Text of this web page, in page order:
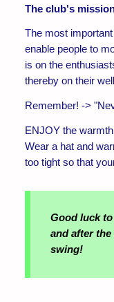
The club's
The most
enable people to
is on the
thereby on their
Remember! ->
ENJOY the
Wear a hat and
too tight so that
Good luck
and after
swing!